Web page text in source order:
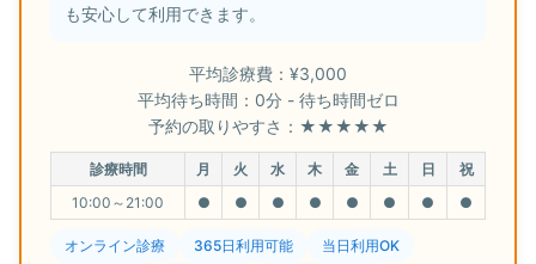
も安心して利用できます。
平均診療費：¥3,000
平均待ち時間：0分 - 待ち時間ゼロ
予約の取りやすさ：★★★★★
診療時間 月 火 水 木 金 土 日
祝
10:00～21:00
● ● ● ● ● ● ● ●
オンライン診療 365日利用可能
当日利用OK